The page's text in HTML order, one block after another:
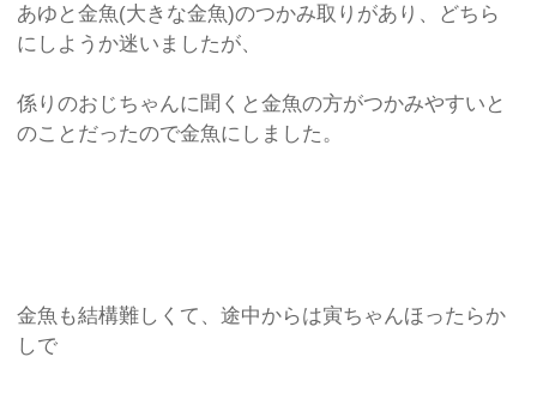
あゆと金魚(大きな金魚)のつかみ取りがあり、どちら
にしようか迷いましたが、
係りのおじちゃんに聞くと金魚の方がつかみやすいと
のことだったので金魚にしました。
金魚も結構難しくて、途中からは寅ちゃんほったらか
しで